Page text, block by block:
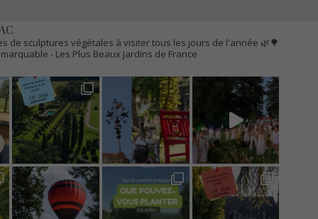
de sculptures végétales à visiter tous les jours de l'année 🌿🌳
- Les Plus Beaux Jardins de France